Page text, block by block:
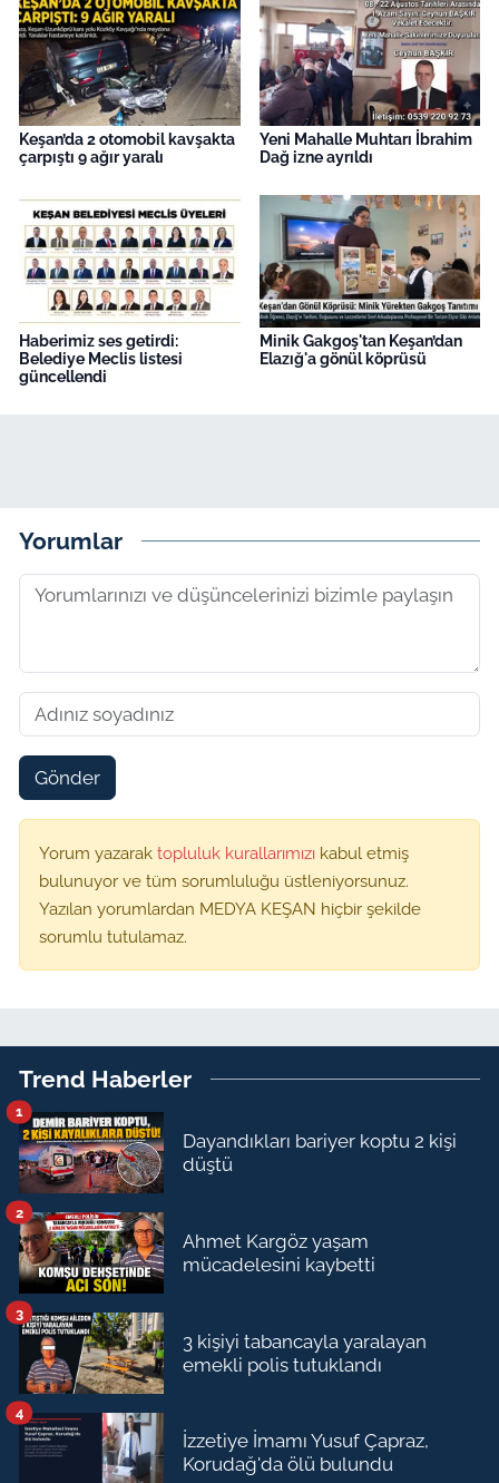
Keşan’da 2 otomobil kavşakta
çarpıştı 9 ağır yaralı
Yeni Mahalle Muhtarı İbrahim
Dağ izne ayrıldı
Haberimiz ses getirdi:
Belediye Meclis listesi
güncellendi
Minik Gakgoş'tan Keşan’dan
Elazığ'a gönül köprüsü
Yorumlar
Gönder
Yorum yazarak topluluk kurallarımızı kabul etmiş
bulunuyor ve tüm sorumluluğu üstleniyorsunuz.
Yazılan yorumlardan MEDYA KEŞAN hiçbir şekilde
sorumlu tutulamaz.
Trend Haberler
Dayandıkları bariyer koptu 2 kişi
düştü
1
Ahmet Kargöz yaşam
mücadelesini kaybetti
2
3 kişiyi tabancayla yaralayan
emekli polis tutuklandı
3
İzzetiye İmamı Yusuf Çapraz,
Korudağ'da ölü bulundu
4